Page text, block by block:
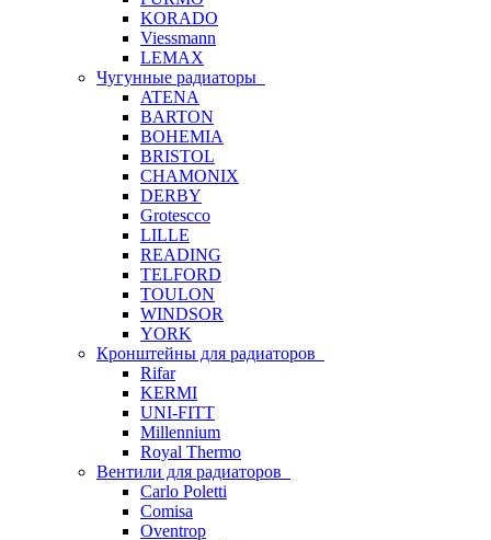
KORADO
Viessmann
LEMAX
Чугунные радиаторы
ATENA
BARTON
BOHEMIA
BRISTOL
CHAMONIX
DERBY
Grotescco
LILLE
READING
TELFORD
TOULON
WINDSOR
YORK
Кронштейны для радиаторов
Rifar
KERMI
UNI-FITT
Millennium
Royal Thermo
Вентили для радиаторов
Carlo Poletti
Comisa
Oventrop